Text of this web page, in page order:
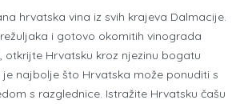
hrvatska vina iz svih krajeva Dalmacije.
i gotovo okomitih vinograda
otkrijte Hrvatsku kroz njezinu bogatu
je najbolje što Hrvatska može ponuditi s
s razglednice. Istražite Hrvatsku čašu